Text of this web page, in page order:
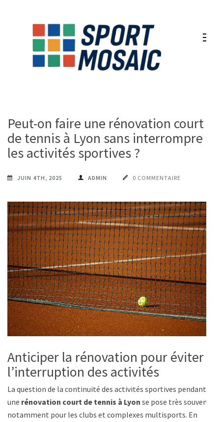
Peut-on faire une rénovation court
de tennis à Lyon sans interrompre
les activités sportives ?
JUIN 4TH, 2025 ADMIN 0 COMMENTAIRE
Anticiper la rénovation pour éviter
l’interruption des activités
La question de la continuité des activités sportives pendant
une rénovation court de tennis à Lyon se pose très souvent,
notamment pour les clubs et complexes multisports. En